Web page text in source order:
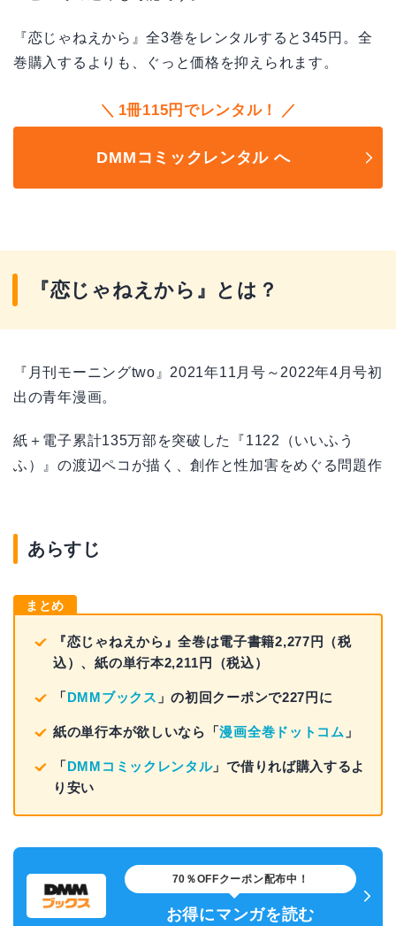
『恋じゃねえから』全3巻をレンタルすると345円。全
巻購入するよりも、ぐっと価格を抑えられます。
1冊115円でレンタル！
DMMコミックレンタル へ
『恋じゃねえから』とは？
『月刊モーニングtwo』2021年11月号～2022年4月号初
出の青年漫画。
紙＋電子累計135万部を突破した『1122（いいふう
ふ）』の渡辺ペコが描く、創作と性加害をめぐる問題作
あらすじ
まとめ
『恋じゃねえから』全巻は電子書籍2,277円（税
込）、紙の単行本2,211円（税込）
「DMMブックス 」の初回クーポンで227円に
紙の単行本が欲しいなら「漫画全巻ドットコム 」
「DMMコミックレンタル」で借りれば購入するよ
り安い
70％OFFクーポン配布中！
お得にマンガを読む